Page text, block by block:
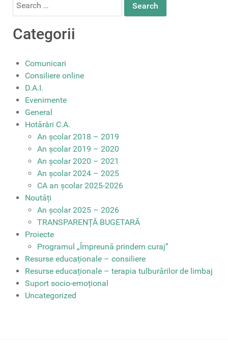
Categorii
Comunicari
Consiliere online
D.A.I.
Evenimente
General
Hotărâri C.A.
An școlar 2018 – 2019
An școlar 2019 – 2020
An școlar 2020 – 2021
An școlar 2024 – 2025
CA an școlar 2025-2026
Noutăți
An școlar 2025 – 2026
TRANSPARENȚĂ BUGETARĂ
Proiecte
Programul „Împreună prindem curaj”
Resurse educaționale – consiliere
Resurse educaționale – terapia tulburărilor de limbaj
Suport socio-emoțional
Uncategorized